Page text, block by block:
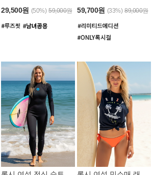
29,500원 (50%) 59,000원 59,700원 (33%) 89,000원